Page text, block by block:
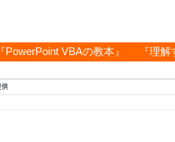
『PowerPoint VBAの教本』 『理